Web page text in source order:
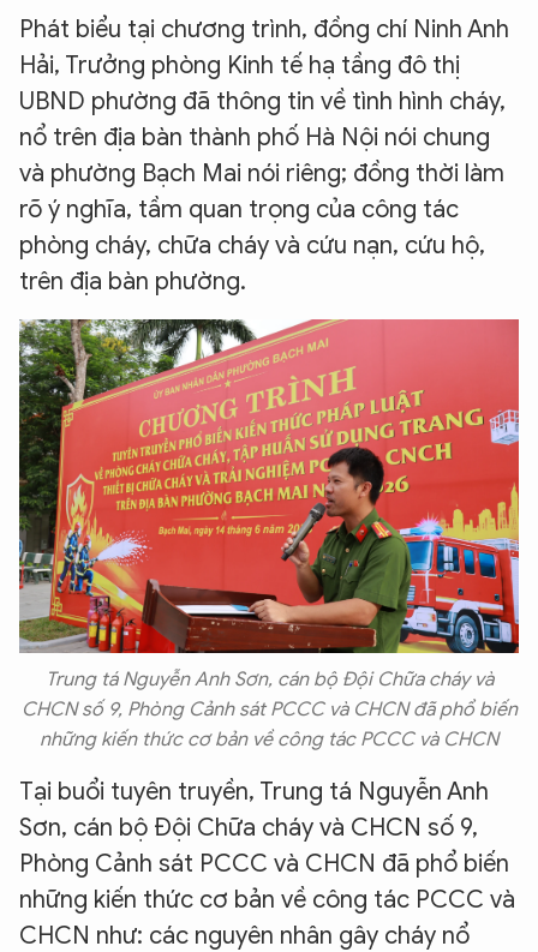
Phát biểu tại chương trình, đồng chí Ninh Anh
Hải, Trưởng phòng Kinh tế hạ tầng đô thị
UBND phường đã thông tin về tình hình cháy,
nổ trên địa bàn thành phố Hà Nội nói chung
và phường Bạch Mai nói riêng; đồng thời làm
rõ ý nghĩa, tầm quan trọng của công tác
phòng cháy, chữa cháy và cứu nạn, cứu hộ,
trên địa bàn phường.
Trung tá Nguyễn Anh Sơn, cán bộ Đội Chữa cháy và
CHCN số 9, Phòng Cảnh sát PCCC và CHCN đã phổ biến
những kiến thức cơ bản về công tác PCCC và CHCN
Tại buổi tuyên truyền, Trung tá Nguyễn Anh
Sơn, cán bộ Đội Chữa cháy và CHCN số 9,
Phòng Cảnh sát PCCC và CHCN đã phổ biến
những kiến thức cơ bản về công tác PCCC và
CHCN như: các nguyên nhân gây cháy nổ